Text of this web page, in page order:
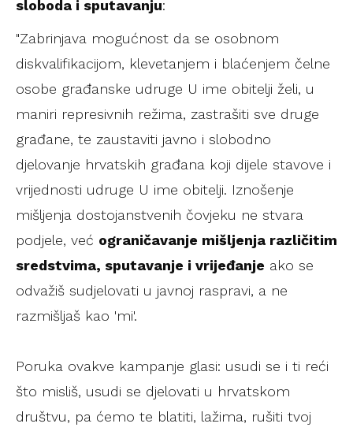
sloboda i sputavanju:
"Zabrinjava mogućnost da se osobnom
diskvalifikacijom, klevetanjem i blaćenjem čelne
osobe građanske udruge U ime obitelji želi, u
maniri represivnih režima, zastrašiti sve druge
građane, te zaustaviti javno i slobodno
djelovanje hrvatskih građana koji dijele stavove i
vrijednosti udruge U ime obitelji. Iznošenje
mišljenja dostojanstvenih čovjeku ne stvara
podjele, već ograničavanje mišljenja različitim
sredstvima, sputavanje i vrijeđanje ako se
odvažiš sudjelovati u javnoj raspravi, a ne
razmišljaš kao 'mi'.
Poruka ovakve kampanje glasi: usudi se i ti reći
što misliš, usudi se djelovati u hrvatskom
društvu, pa ćemo te blatiti, lažima, rušiti tvoj